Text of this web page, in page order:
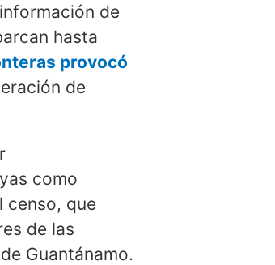
de
hasta
provocó
de
como
censo, que
de las
Guantánamo.